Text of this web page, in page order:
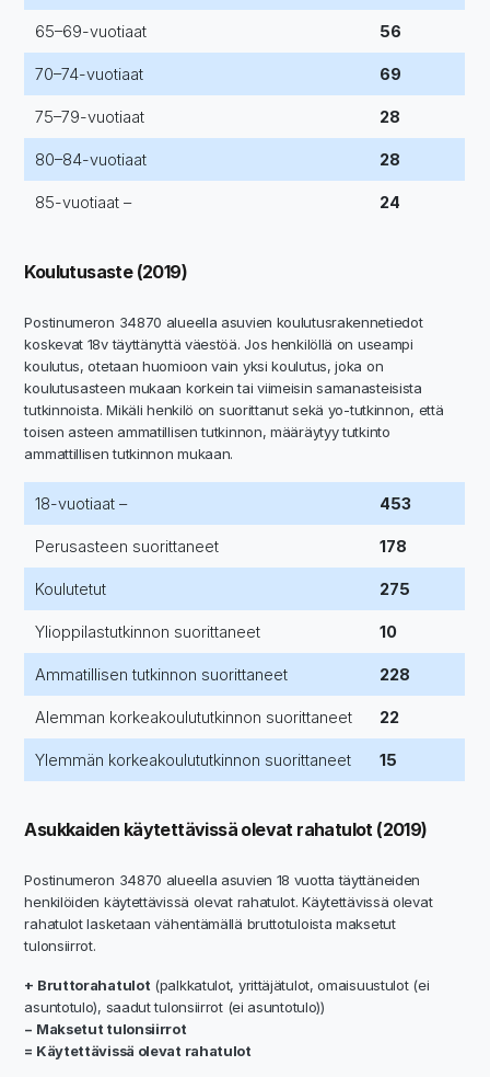
65–69-vuotiaat 56
70–74-vuotiaat 69
75–79-vuotiaat 28
80–84-vuotiaat 28
85-vuotiaat – 24
Koulutusaste (2019)
Postinumeron 34870 alueella asuvien koulutusrakennetiedot
koskevat 18v täyttänyttä väestöä. Jos henkilöllä on useampi
koulutus, otetaan huomioon vain yksi koulutus, joka on
koulutusasteen mukaan korkein tai viimeisin samanasteisista
tutkinnoista. Mikäli henkilö on suorittanut sekä yo-tutkinnon, että
toisen asteen ammatillisen tutkinnon, määräytyy tutkinto
ammattillisen tutkinnon mukaan.
18-vuotiaat – 453
Perusasteen suorittaneet 178
Koulutetut 275
Ylioppilastutkinnon suorittaneet 10
Ammatillisen tutkinnon suorittaneet 228
Alemman korkeakoulututkinnon suorittaneet 22
Ylemmän korkeakoulututkinnon suorittaneet 15
Asukkaiden käytettävissä olevat rahatulot (2019)
Postinumeron 34870 alueella asuvien 18 vuotta täyttäneiden
henkilöiden käytettävissä olevat rahatulot. Käytettävissä olevat
rahatulot lasketaan vähentämällä bruttotuloista maksetut
tulonsiirrot.
+ Bruttorahatulot (palkkatulot, yrittäjätulot, omaisuustulot (ei
asuntotulo), saadut tulonsiirrot (ei asuntotulo))
− Maksetut tulonsiirrot
= Käytettävissä olevat rahatulot